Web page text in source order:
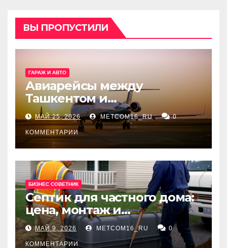
ВЫ ПРОПУСТИЛИ
ГАРАЖ И АВТО
Авиарейсы между
Ташкентом и
Екатеринбургом
МАЙ 25, 2026 METCOM16_RU 0
КОММЕНТАРИИ
БИЗНЕС СОВЕТНИК
Септик для частного дома:
цена, монтаж и
организация автономной
канализации
МАЙ 9, 2026 METCOM16_RU 0
КОММЕНТАРИИ